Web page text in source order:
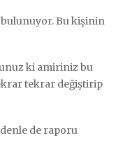
Bu kişinin
ki amiriniz bu
tekrar değiştirip
de raporu